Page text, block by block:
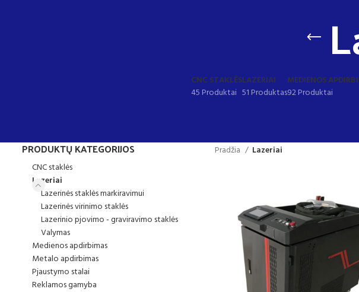
CNC STAKLĖS
45 Produktai
LAZERIAI
51 Produktas
MEDIENOS
92 Produktai
PRODUKTŲ KATEGORIJOS
CNC staklės
Lazeriai
Lazerinės staklės markiravimui
Lazerinės virinimo staklės
Lazerinio pjovimo - graviravimo staklės
Valymas
Medienos apdirbimas
Metalo apdirbimas
Pjaustymo stalai
Reklamos gamyba
Pradžia Lazeriai